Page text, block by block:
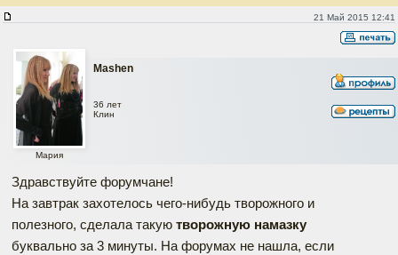
21 Май 2015 12:41
Mashen
Мария
36 лет
Клин
Здравствуйте форумчане!
На завтрак захотелось чего-нибудь творожного и
полезного, сделала такую творожную намазку
буквально за 3 минуты. На форумах не нашла, если